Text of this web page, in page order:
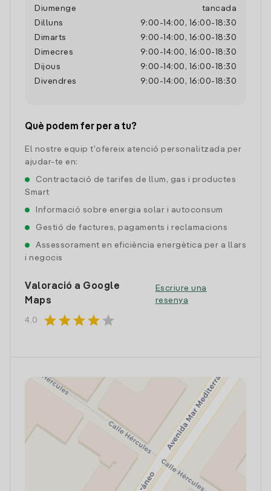
Diumenge
tancada
Dilluns
9:00 - 14:00 , 16:00- 18:30
Dimarts
9:00 - 14:00 , 16:00- 18:30
Dimecres
9:00 - 14:00 , 16:00- 18:30
Dijous
9:00 - 14:00 , 16:00- 18:30
Divendres
9:00 - 14:00 , 16:00- 18:30
Què podem fer per a tu?
El nostre equip t'ofereix atenció personalitzada per
ajudar-te en:
Contractació de tarifes de llum, gas i productes
Smart
Informació sobre energia solar i autoconsum
Gestió de factures, pagaments i reclamacions
Assessorament en eficiència energètica per a llars
i negocis
Valoració a Google
Maps
4.0 starstarstarstar star
Escriure una
resenya